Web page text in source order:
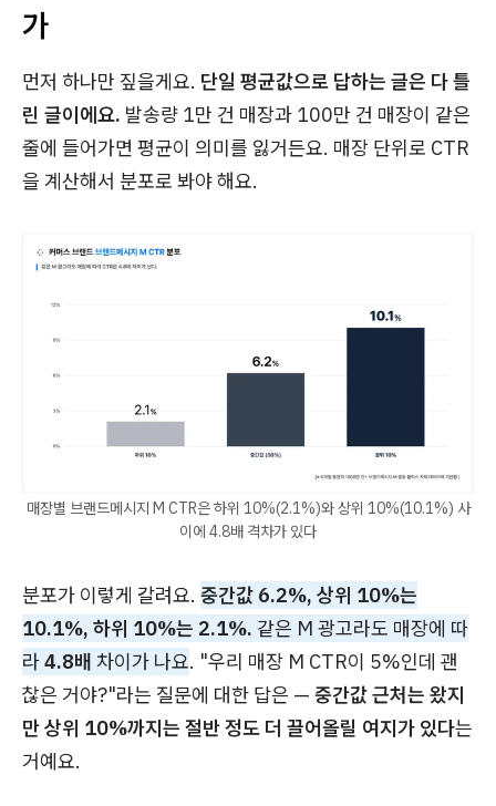
가
먼저 하나만 짚을게요. 단일 평균값으로 답하는 글은 다 틀
린 글이에요. 발송량 1만 건 매장과 100만 건 매장이 같은
줄에 들어가면 평균이 의미를 잃거든요. 매장 단위로 CTR
을 계산해서 분포로 봐야 해요.
매장별 브랜드메시지 M CTR은 하위 10%(2.1%)와 상위 10%(10.1%) 사
이에 4.8배 격차가 있다
분포가 이렇게 갈려요. 중간값 6.2%, 상위 10%는
10.1%, 하위 10%는 2.1%. 같은 M 광고라도 매장에 따
라4.8배 차이가 나요. "우리 매장 M CTR이 5%인데 괜
찮은 거야?"라는 질문에 대한 답은 — 중간값 근처는 왔지
만 상위 10%까지는 절반 정도 더 끌어올릴 여지가 있다는
거예요.